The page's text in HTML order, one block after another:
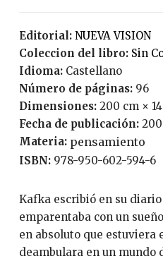
Editorial:
NUEVA VISION
Coleccion del libro:
Sin
Idioma:
Castellano
Número de páginas:
96
Dimensiones: 200 cm ×
Fecha de publicación:
Materia: pensamiento
ISBN: 978-950-602-594-6
Kafka escribió en su diario que su vida se
emparentaba con un
en absoluto que estuviera
deambulara en un mundo